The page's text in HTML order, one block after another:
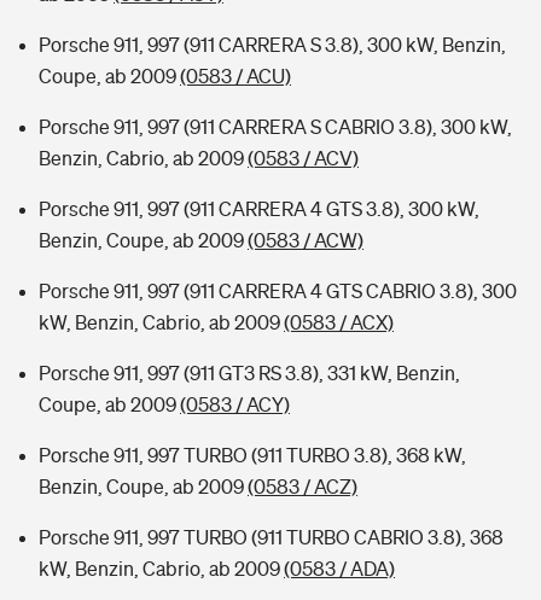
Porsche 911, 997 (911 CARRERA S 3.8), 300 kW, Benzin,
Coupe, ab 2009(0583 / ACU)
Porsche 911, 997 (911 CARRERA S CABRIO 3.8), 300 kW,
Benzin, Cabrio, ab 2009(0583 / ACV)
Porsche 911, 997 (911 CARRERA 4 GTS 3.8), 300 kW,
Benzin, Coupe, ab 2009(0583 / ACW)
Porsche 911, 997 (911 CARRERA 4 GTS CABRIO 3.8), 300
kW, Benzin, Cabrio, ab 2009(0583 / ACX)
Porsche 911, 997 (911 GT3 RS 3.8), 331 kW, Benzin,
Coupe, ab 2009(0583 / ACY)
Porsche 911, 997 TURBO (911 TURBO 3.8), 368 kW,
Benzin, Coupe, ab 2009(0583 / ACZ)
Porsche 911, 997 TURBO (911 TURBO CABRIO 3.8), 368
kW, Benzin, Cabrio, ab 2009(0583 / ADA)